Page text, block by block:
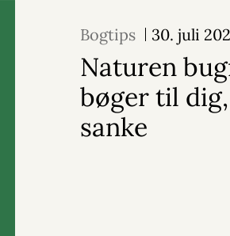
Bogtips 30. juli
Naturen
bøger til
sanke